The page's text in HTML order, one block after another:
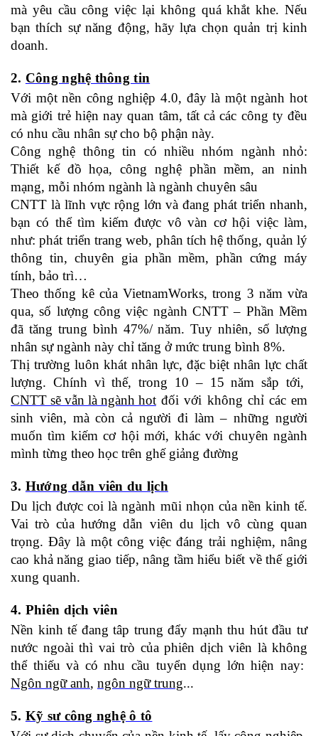
mà yêu cầu công việc lại không quá khắt khe. Nếu
bạn thích sự năng động, hãy lựa chọn quản trị kinh
doanh.
2. Công nghệ thông tin
Với một nền công nghiệp 4.0, đây là một ngành hot
mà giới trẻ hiện nay quan tâm, tất cả các công ty đều
có nhu cầu nhân sự cho bộ phận này.
Công nghệ thông tin có nhiều nhóm ngành nhỏ:
Thiết kế đồ họa, công nghệ phần mềm, an ninh
mạng, mỗi nhóm ngành là ngành chuyên sâu
CNTT là lĩnh vực rộng lớn và đang phát triển nhanh,
bạn có thể tìm kiếm được vô vàn cơ hội việc làm,
như: phát triển trang web, phân tích hệ thống, quản lý
thông tin, chuyên gia phần mềm, phần cứng máy
tính, bảo trì…
Theo thống kê của VietnamWorks, trong 3 năm vừa
qua, số lượng công việc ngành CNTT – Phần Mềm
đã tăng trung bình 47%/ năm. Tuy nhiên, số lượng
nhân sự ngành này chỉ tăng ở mức trung bình 8%.
Thị trường luôn khát nhân lực, đặc biệt nhân lực chất
lượng. Chính vì thế, trong 10 – 15 năm sắp tới,
CNTT sẽ vẫn là ngành hot đối với không chỉ các em
sinh viên, mà còn cả người đi làm – những người
muốn tìm kiếm cơ hội mới, khác với chuyên ngành
mình từng theo học trên ghế giảng đường
3. Hướng dẫn viên du lịch
Du lịch được coi là ngành mũi nhọn của nền kinh tế.
Vai trò của hướng dẫn viên du lịch vô cùng quan
trọng. Đây là một công việc đáng trải nghiệm, nâng
cao khả năng giao tiếp, nâng tầm hiểu biết về thế giới
xung quanh.
4. Phiên dịch viên
Nền kinh tế đang tâp trung đẩy mạnh thu hút đầu tư
nước ngoài thì vai trò của phiên dịch viên là không
thể thiếu và có nhu cầu tuyển dụng lớn hiện nay:
Ngôn ngữ anh, ngôn ngữ trung...
5. Kỹ sư công nghệ ô tô